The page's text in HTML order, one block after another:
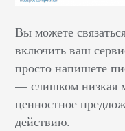
Вы можете
включить ваш
просто напишете
— слишком низкая
ценностное
действию.